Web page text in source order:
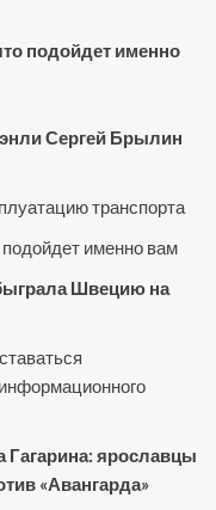
подойдет именно
Сергей Брылин
транспорта
именно вам
Швецию на
Гагарина: ярославцы
«Авангарда»